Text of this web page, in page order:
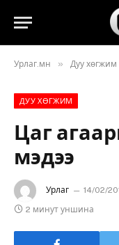
Урлаг.мн » Дуу хөгжим
ДУУ ХӨГЖИМ
Цаг
мэдээ
Урлаг 14/02/
2 минут уншина